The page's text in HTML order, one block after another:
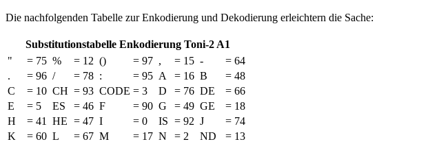
Die nachfolgenden Tabelle zur Enkodierung und Dekodierung erleichtern die Sache:
Substitutionstabelle Enkodierung Toni-2 A1
"
= 75 % = 12 () = 97 , = 15 - = 64
.
= 96 / = 78 : = 95 A = 16 B = 48
C
= 10 CH = 93 CODE = 3 D = 76 DE = 66
E
= 5 ES = 46 F = 90 G = 49 GE = 18
H
= 41 HE = 47 I = 0 IS = 92 J = 74
K
= 60 L = 67 M = 17 N = 2 ND = 13